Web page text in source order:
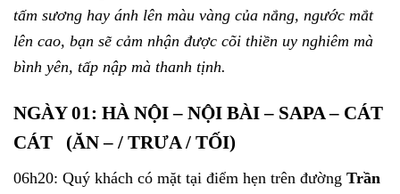
tấm sương hay ánh lên màu vàng của nắng, ngước mắt
lên cao, bạn sẽ cảm nhận được cõi thiền uy nghiêm mà
bình yên, tấp nập mà thanh tịnh.
NGÀY 01: HÀ NỘI – NỘI BÀI – SAPA – CÁT
CÁT (ĂN – / TRƯA / TỐI)
06h20: Quý khách có mặt tại điểm hẹn trên đường Trần